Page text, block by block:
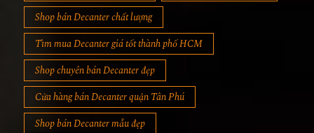
Shop bán Decanter chất lượng
Tìm mua Decanter giá tốt thành phố HCM
Shop chuyên bán Decanter đẹp
Cửa hàng bán Decanter quận Tân Phú
Shop bán Decanter mẫu đẹp